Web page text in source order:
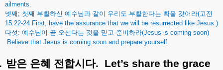
ailments.
넷째 ; 첫째 부활하신 예수님과 같이 우리도 부활한다는 확을 갖어라(고전
15:22-24 First, have the assurance that we will be resurrected like Jesus.)
다섯 : 예수님이 곧 오신다는 것을 믿고 준비하라(Jesus is coming soon)
Believe that Jesus is coming soon and prepare yourself.
받은 은혜 전합시다. Let’s share the grace